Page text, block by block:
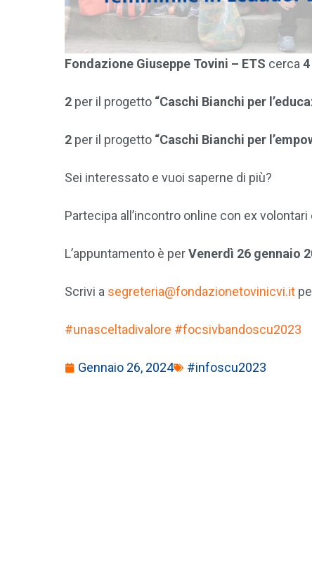
Fondazione Giuseppe Tovini – ETS cerca
2 per il progetto “Caschi Bianchi per
2 per il progetto “Caschi Bianchi per
Sei interessato e vuoi saperne di più?
Partecipa all’incontro online con ex
L’appuntamento è perVenerdì 26 gennaio
Scrivi a segreteria@fondazionetovinicvi.it
#unasceltadivalore #focsivbandoscu2023
Gennaio 26, 2024 #infoscu2023